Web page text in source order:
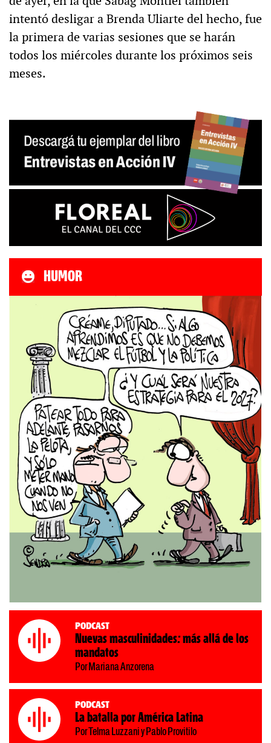
intentó desligar a Brenda Uliarte del hecho, fue
la primera de varias sesiones que se harán
todos los miércoles durante los próximos seis
meses.
HUMOR
Podcast
Nuevas masculinidades: más allá de los
mandatos
Por Mariana Anzorena
Podcast
La batalla por América Latina
Por Telma Luzzani y Pablo Provitilo